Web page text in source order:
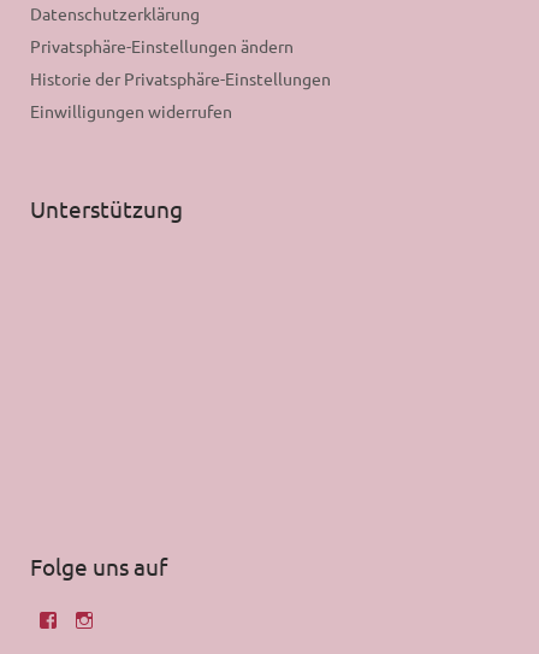
Datenschutzerklärung
Privatsphäre-Einstellungen ändern
Historie der Privatsphäre-Einstellungen
Einwilligungen widerrufen
Unterstützung
Folge uns auf